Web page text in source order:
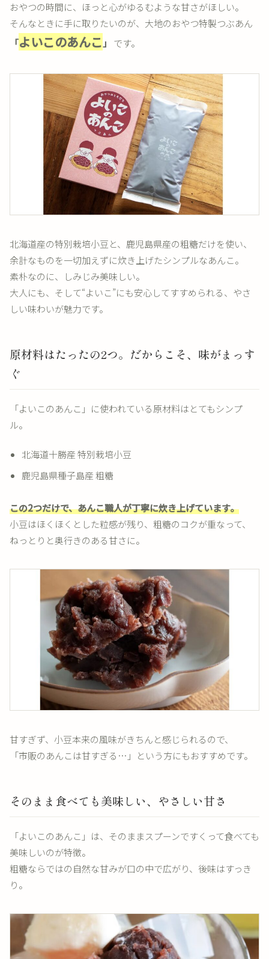
おやつの時間に、ほっと心がゆるむような甘さがほしい。
そんなときに手に取りたいのが、大地のおやつ特製つぶあん
「よいこのあんこ」 です。
北海道産の特別栽培小豆と、鹿児島県産の粗糖だけを使い、
余計なものを一切加えずに炊き上げたシンプルなあんこ。
素朴なのに、しみじみ美味しい。
大人にも、そして“よいこ”にも安心してすすめられる、やさ
しい味わいが魅力です。
原材料はたったの2つ。だからこそ、味がまっす
ぐ
「よいこのあんこ」に使われている原材料はとてもシンプ
ル。
北海道十勝産 特別栽培小豆
鹿児島県種子島産 粗糖
この2つだけで、あんこ職人が丁寧に炊き上げています。
小豆はほくほくとした粒感が残り、粗糖のコクが重なって、
ねっとりと奥行きのある甘さに。
甘すぎず、小豆本来の風味がきちんと感じられるので、
「市販のあんこは甘すぎる…」という方にもおすすめです。
そのまま食べても美味しい、やさしい甘さ
「よいこのあんこ」は、そのままスプーンですくって食べても
美味しいのが特徴。
粗糖ならではの自然な甘みが口の中で広がり、後味はすっき
り。